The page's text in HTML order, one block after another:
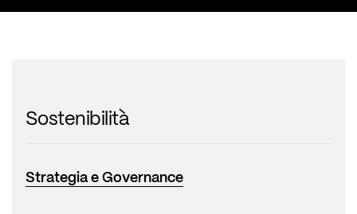
Sostenibilità
Strategia e Governance